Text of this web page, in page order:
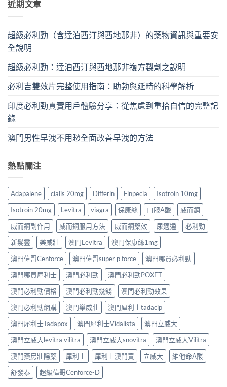
近期文章
超級必利勁（含達泊西汀與西地那非）的藥物資訊與重要安
全說明
超級必利勁：達泊西汀與西地那非複方製劑之說明
必利吉雙效片完整使用指南：助勃與延時的科學解析
印度必利勁真實用戶體驗分享：從焦慮到重拾自信的完整記
錄
澳門男性早洩不用愁全面改善早洩的方法
熱點關注
Adapalene cialis 20mg Differin Finpecia
Isotroin 10mg
Isotroin 20mg
Levitra viagra 保康絲 口服A酸
威而鋼
威而鋼副作用
威而鋼服用方法 威而鋼藥效 尿適通
必利勁
新髮靈
樂威壯 澳門Levitra
澳門保康絲1mg
澳門偉哥Cenforce
澳門偉哥super p force
澳門哪買必利勁
澳門哪買犀利士
澳門必利勁
澳門必利勁POXET
澳門必利勁價格
澳門必利勁幾錢
澳門必利勁效果
澳門必利勁網購
澳門樂威壯
澳門犀利士tadacip
澳門犀利士Tadapox
澳門犀利士Vidalista
澳門立威大
澳門立威大levitra vilitra
澳門立威大snovitra
澳門立威大Vilitra
澳門藥房壯陽藥
犀利士 犀利士澳門買 立威大
維他命A酸
舒發泰
超級偉哥Cenforce-D